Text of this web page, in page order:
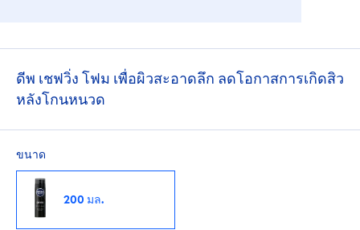
ดีพ เชฟวิ่ง โฟม เพื่อผิวสะอาดลึก ลดโอกาสการเกิดสิว
หลังโกนหนวด
ขนาด
200 มล.